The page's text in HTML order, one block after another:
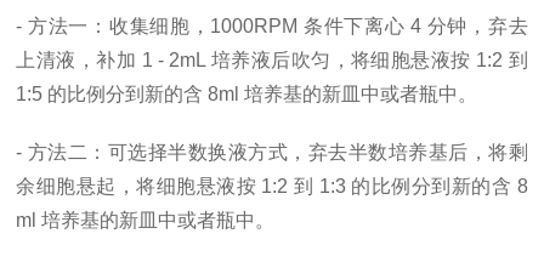
- 方法一：收集细胞，1000RPM 条件下离心 4 分钟，弃去
上清液，补加 1 - 2mL 培养液后吹匀，将细胞悬液按 1:2 到
1:5 的比例分到新的含 8ml 培养基的新皿中或者瓶中。
- 方法二：可选择半数换液方式，弃去半数培养基后，将剩
余细胞悬起，将细胞悬液按 1:2 到 1:3 的比例分到新的含 8
ml 培养基的新皿中或者瓶中。